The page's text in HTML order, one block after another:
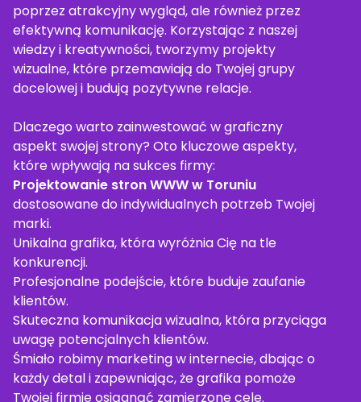
poprzez atrakcyjny wygląd, ale również przez
efektywną komunikację. Korzystając z naszej
wiedzy i kreatywności, tworzymy projekty
wizualne, które przemawiają do Twojej grupy
docelowej i budują pozytywne relacje.
Dlaczego warto zainwestować w graficzny
aspekt swojej strony? Oto kluczowe aspekty,
które wpływają na sukces firmy:
Projektowanie stron WWW w Toruniu
dostosowane do indywidualnych potrzeb Twojej
marki.
Unikalna grafika, która wyróżnia Cię na tle
konkurencji.
Profesjonalne podejście, które buduje zaufanie
klientów.
Skuteczna komunikacja wizualna, która przyciąga
uwagę potencjalnych klientów.
Śmiało robimy marketing w internecie, dbając o
każdy detal i zapewniając, że grafika pomoże
Twojej firmie osiągnąć zamierzone cele.